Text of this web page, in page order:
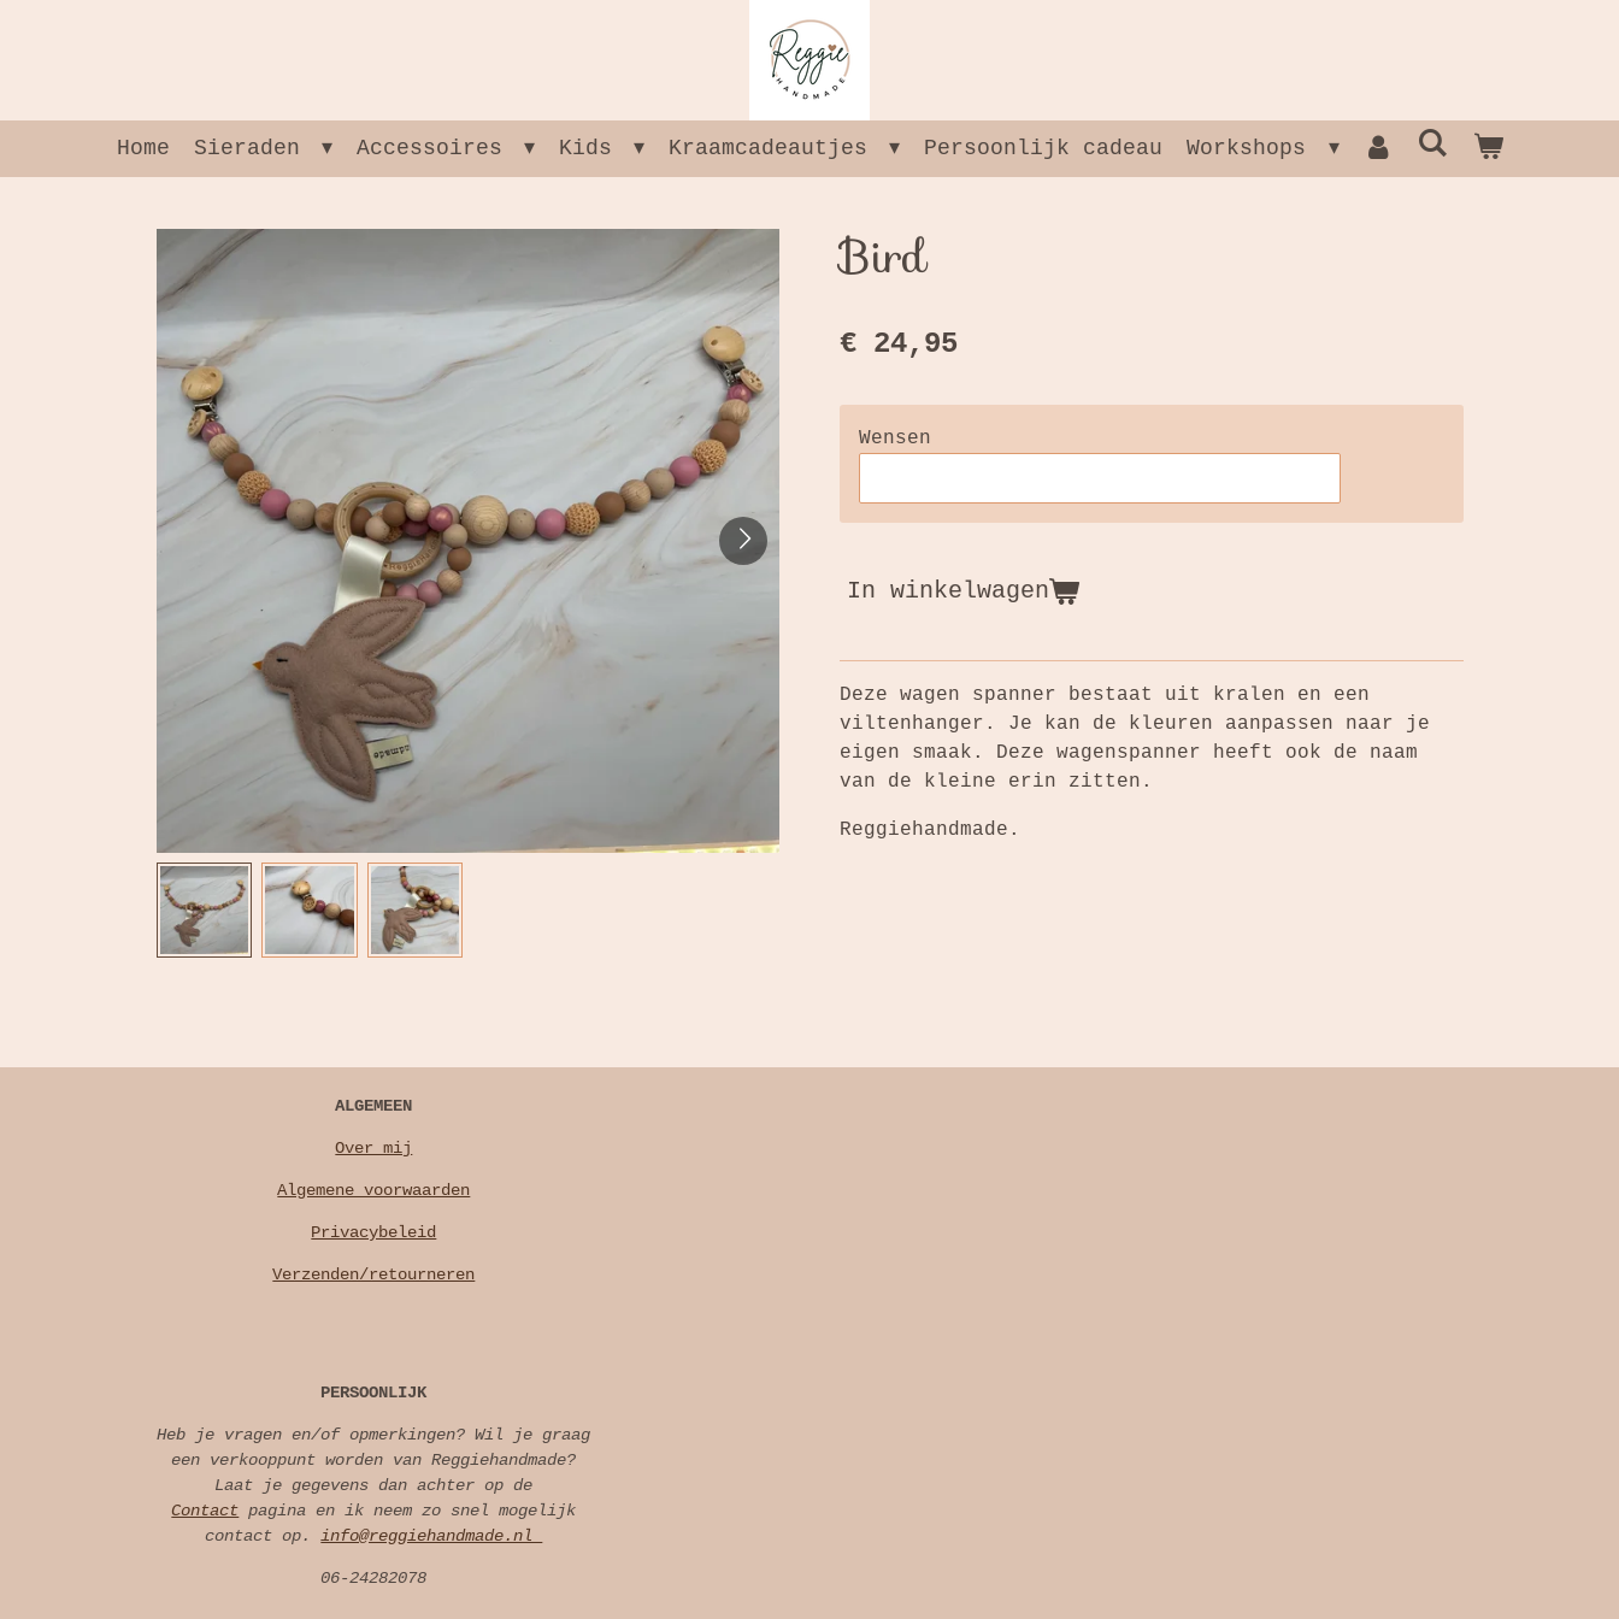
hoofdinhoudHome Sieraden Accessoires Kids Kraamcadeautjes Persoonlijk cadeau Workshops
Bird
€ 24,95
Wensen
In winkelwagen
Deze wagen spanner bestaat uit kralen en een
viltenhanger. Je kan de kleuren aanpassen naar je
eigen smaak. Deze wagenspanner heeft ook de naam
van de kleine erin zitten.
Reggiehandmade.
ALGEMEEN
Over mij
Algemene voorwaarden
Privacybeleid
Verzenden/retourneren
PERSOONLIJK
Heb je vragen en/of opmerkingen? Wil je graag
een verkooppunt worden van Reggiehandmade?
Laat je gegevens dan achter op de
Contact pagina en ik neem zo snel mogelijk
contact op.info@reggiehandmade.nl
06-24282078